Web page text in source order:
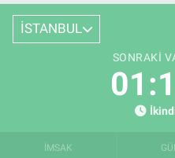
İSTANBUL
SONRAKI
İMSAK